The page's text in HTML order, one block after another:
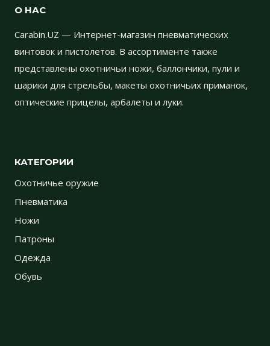
О НАС
Carabin.UZ — Интернет-магазин пневматических
винтовок и пистолетов. В ассортименте также
представлены охотничьи ножи, баллончики, пули и
шарики для стрельбы, макеты охотничьих приманок,
оптические прицелы, арбалеты и луки.
КАТЕГОРИИ
Охотничье оружие
Пневматика
Ножи
Патроны
Одежда
Обувь